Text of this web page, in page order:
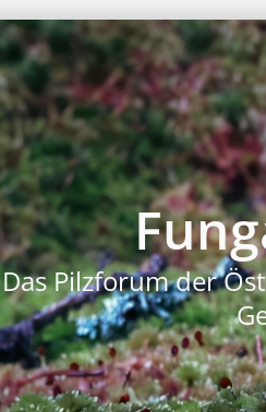
Das Pilzforum der